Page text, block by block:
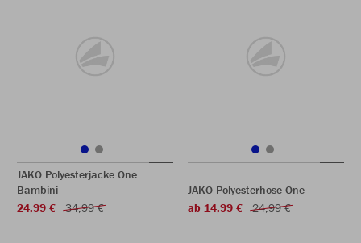
JAKO Polyesterjacke One
Bambini
24,99 €
34,99 €
JAKO Polyesterhose One
ab 14,99 €
24,99 €